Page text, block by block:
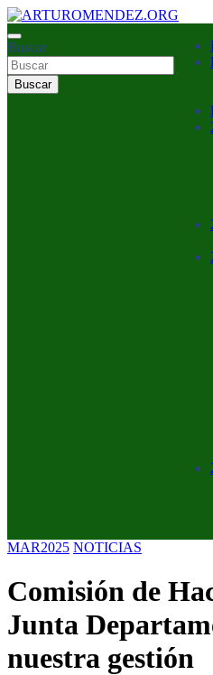
Saltar
al
contenido
ARTURO MENDEZ
Buscar
Buscar
MAR2025 NOTICIAS
Comisión de
Junta
nuestra gestión